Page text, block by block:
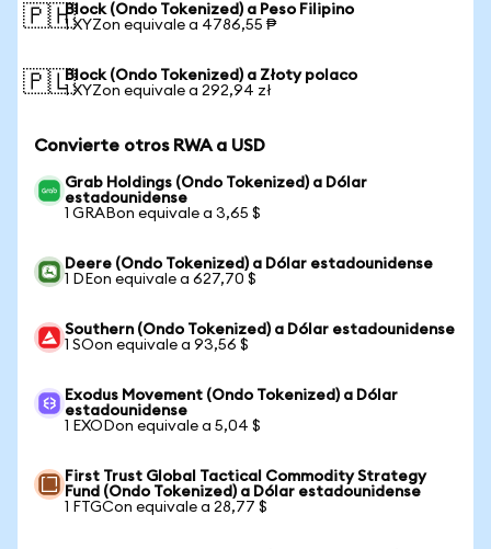
🇵🇭Block (Ondo Tokenized) a Peso Filipino
1 XYZon equivale a 4786,55 ₱
🇵🇱Block (Ondo Tokenized) a Złoty polaco
1 XYZon equivale a 292,94 zł
Convierte otros RWA a USD
Grab Holdings (Ondo Tokenized) a Dólar
estadounidense
1 GRABon equivale a 3,65 $
Deere (Ondo Tokenized) a Dólar estadounidense
1 DEon equivale a 627,70 $
Southern (Ondo Tokenized) a Dólar estadounidense
1 SOon equivale a 93,56 $
Exodus Movement (Ondo Tokenized) a Dólar
estadounidense
1 EXODon equivale a 5,04 $
First Trust Global Tactical Commodity Strategy
Fund (Ondo Tokenized) a Dólar estadounidense
1 FTGCon equivale a 28,77 $